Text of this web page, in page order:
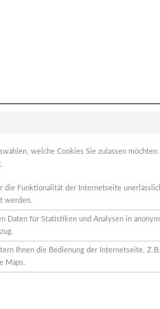
Seit Mai habe ich immer
und den beiden
auf den Zähnen beissen.
welche Cookies Sie zulassen
die Funktionalität der Internetseite
werden.
Daten für Statistiken und Analysen in
Ihnen die Bedienung der Internetseite.
Maps.